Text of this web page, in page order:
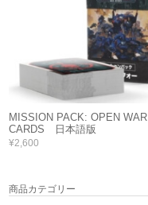
MISSION PACK: OPEN WAR
CARDS 日本語版
¥2,600
商品カテゴリー